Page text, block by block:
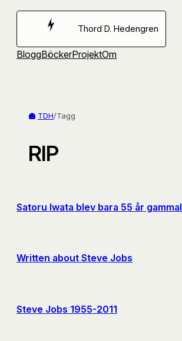
Hoppa
Thord D. Hedengren
BloggBöckerProjektOm
TDH/Tagg
RIP
Satoru Iwata blev bara 55 år gammal
Written about Steve Jobs
Steve Jobs 1955-2011